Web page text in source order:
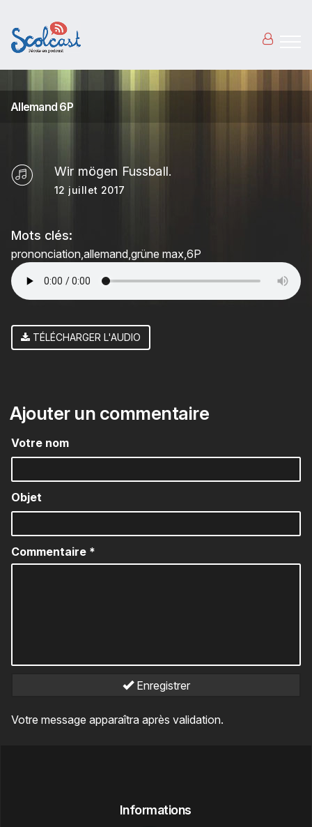
Allemand 6P
Wir mögen Fussball.
12 juillet 2017
Mots clés:
prononciation allemand grüne max 6P
TÉLÉCHARGER L'AUDIO
Ajouter un commentaire
Votre nom
Objet
Commentaire *
Enregistrer
Votre message apparaîtra après validation.
Informations